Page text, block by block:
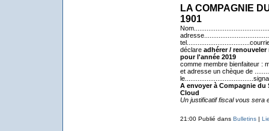
LA COMPAGNIE
1901
déclare adhérer /
pour l'année 2019
comme membre bienfaiteur :
et adresse un chèque de
A envoyer à Compagnie du
Cloud
Un justificatif fiscal vous sera
21:00 Publié dans Bulletins|